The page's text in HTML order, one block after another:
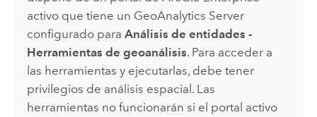
activo que tiene un GeoAnalytics Server
configurado paraAnálisis de entidades -
Herramientas de geoanálisis. Para acceder a
las herramientas y ejecutarlas, debe tener
privilegios de análisis espacial. Las
herramientas no funcionarán si el portal activo